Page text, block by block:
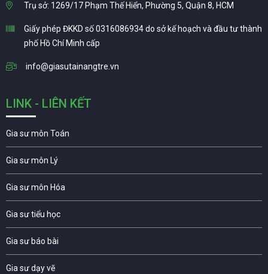
Trụ sở: 1269/17 Phạm Thế Hiển, Phường 5, Quận 8, HCM
Giấy phép ĐKKD số 0316086934 do sở kế hoạch và đầu tư thành
phố Hồ Chí Minh cấp
info@giasutainangtre.vn
LINK - LIÊN KẾT
Gia sư môn Toán
Gia sư môn Lý
Gia sư môn Hóa
Gia sư tiểu học
Gia sư báo bài
Gia sư dạy vẽ